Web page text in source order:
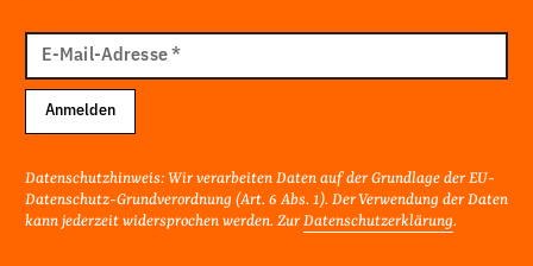
Mail
Adresse
E-Mail-Adresse*
Anmelden
Datenschutzhinweis: Wir verarbeiten Daten auf der Grundlage der EU-
Datenschutz-Grundverordnung (Art. 6 Abs. 1). Der Verwendung der Daten
kann jederzeit widersprochen werden. Zur Datenschutzerklärung.